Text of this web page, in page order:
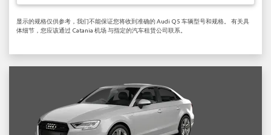
显示的规格仅供参考，我们不能保证您将收到准确的 Audi Q5 车辆型号和规格。 有关具
体细节，您应该通过 Catania 机场 与指定的汽车租赁公司联系。